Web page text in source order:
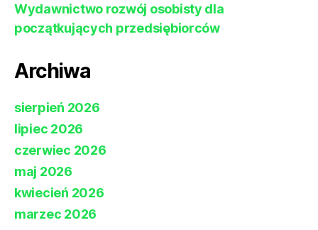
Wydawnictwo rozwój osobisty dla
początkujących przedsiębiorców
Archiwa
sierpień 2026
lipiec 2026
czerwiec 2026
maj 2026
kwiecień 2026
marzec 2026